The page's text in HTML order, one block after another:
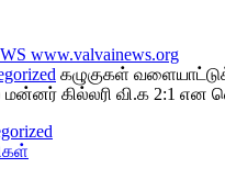
www.valvainews.org
கழுகுகள்
மன்னர் கில்லரி வி.க 2:1 என